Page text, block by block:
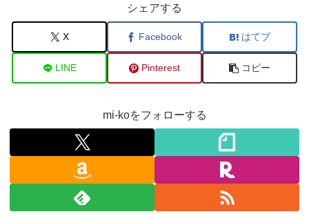
シェアする
X Facebook はてブ
LINE Pinterest コピー
mi-koをフォローする